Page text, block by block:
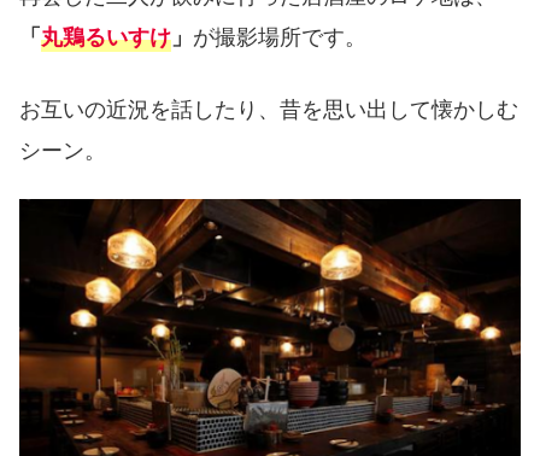
「丸鶏るいすけ 」 が撮影場所です。
お互いの近況を話したり、昔を思い出して懐かしむ
シーン。